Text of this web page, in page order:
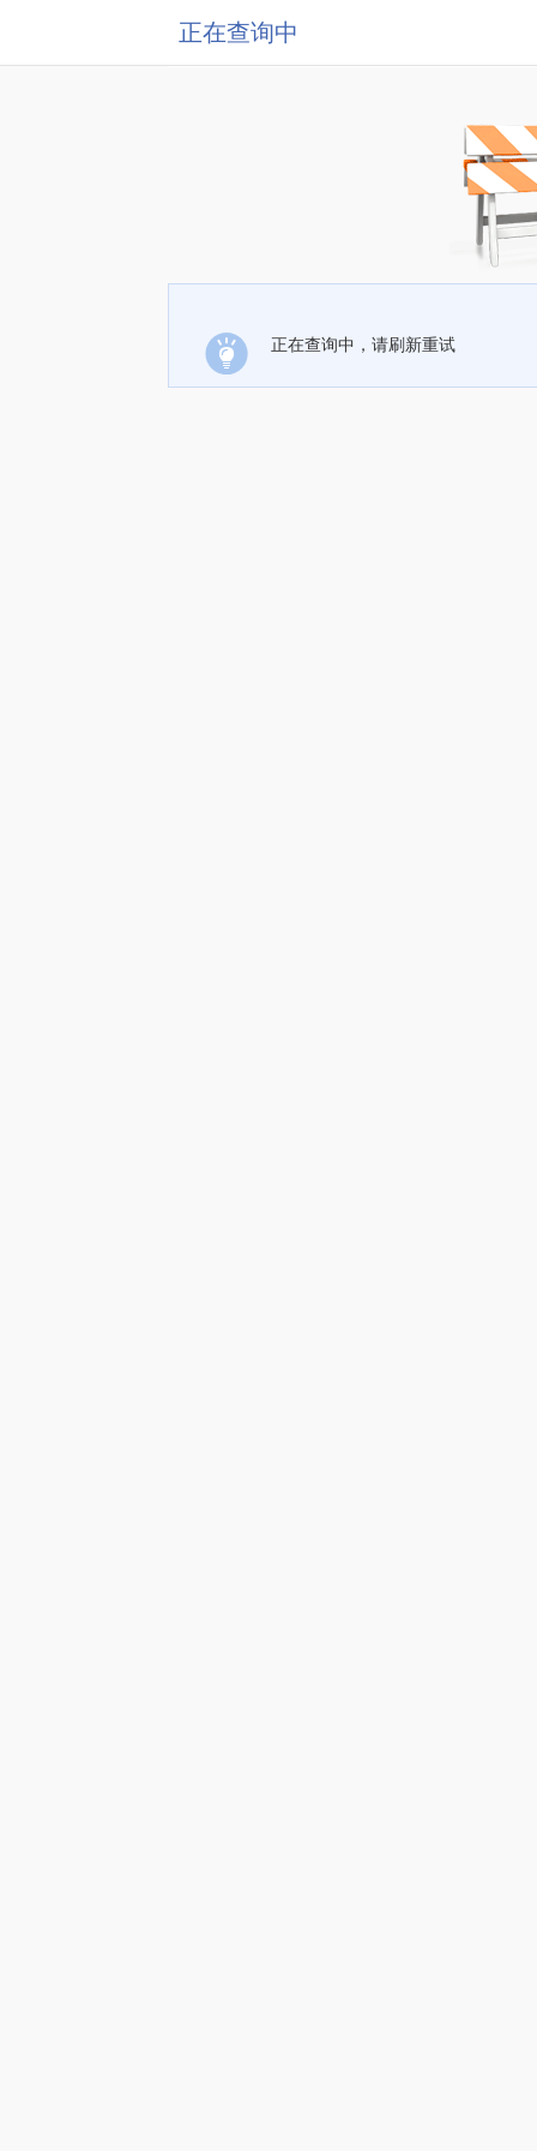
正在查询中
正在查询中，请刷新重试